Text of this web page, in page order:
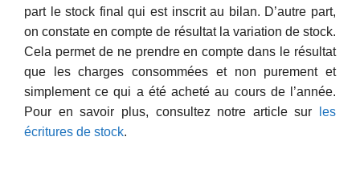
part le stock final qui est inscrit au bilan. D’autre part,
on constate en compte de résultat la variation de stock.
Cela permet de ne prendre en compte dans le résultat
que les charges consommées et non purement et
simplement ce qui a été acheté au cours de l’année.
Pour en savoir plus, consultez notre article sur
les
écritures de stock.